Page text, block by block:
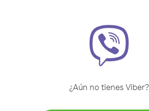
¿Aún no tienes Viber?